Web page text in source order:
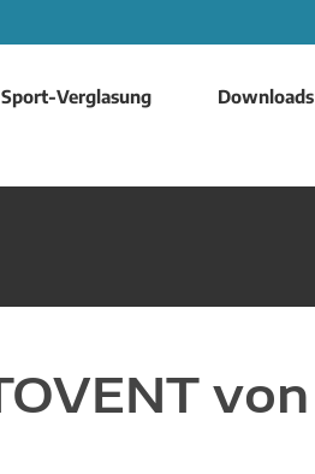
Sport-Verglasung Downloads
von